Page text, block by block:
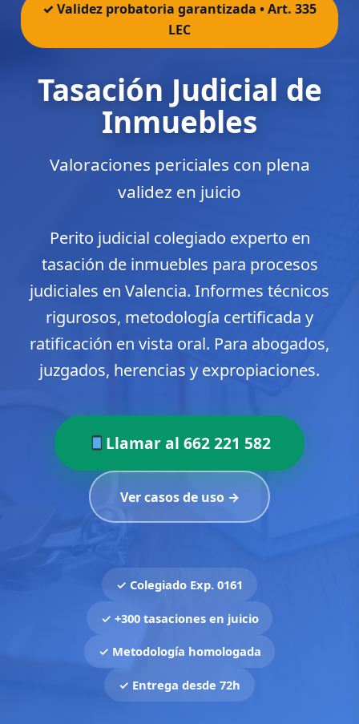
✓ Validez probatoria garantizada • Art. 335
LEC
Tasación Judicial de
Inmuebles
Valoraciones periciales con plena
validez en juicio
Perito judicial colegiado experto en
tasación de inmuebles para procesos
judiciales en Valencia. Informes técnicos
rigurosos, metodología certificada y
ratificación en vista oral. Para abogados,
juzgados, herencias y expropiaciones.
Llamar al 662 221 582
Ver casos de uso →
✓ Colegiado Exp. 0161
✓ +300 tasaciones en juicio
✓ Metodología homologada
✓ Entrega desde 72h